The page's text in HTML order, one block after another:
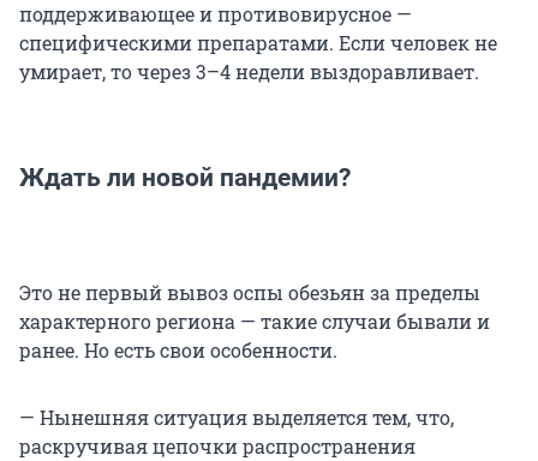
поддерживающее и противовирусное —
специфическими препаратами. Если человек не
умирает, то через 3–4 недели выздоравливает.
Ждать ли новой пандемии?
Это не первый вывоз оспы обезьян за пределы
характерного региона — такие случаи бывали и
ранее. Но есть свои особенности.
— Нынешняя ситуация выделяется тем, что,
раскручивая цепочки распространения